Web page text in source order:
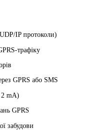
IP протоколи)
трафіку
GPRS або SMS
mA)
GPRS
забудови